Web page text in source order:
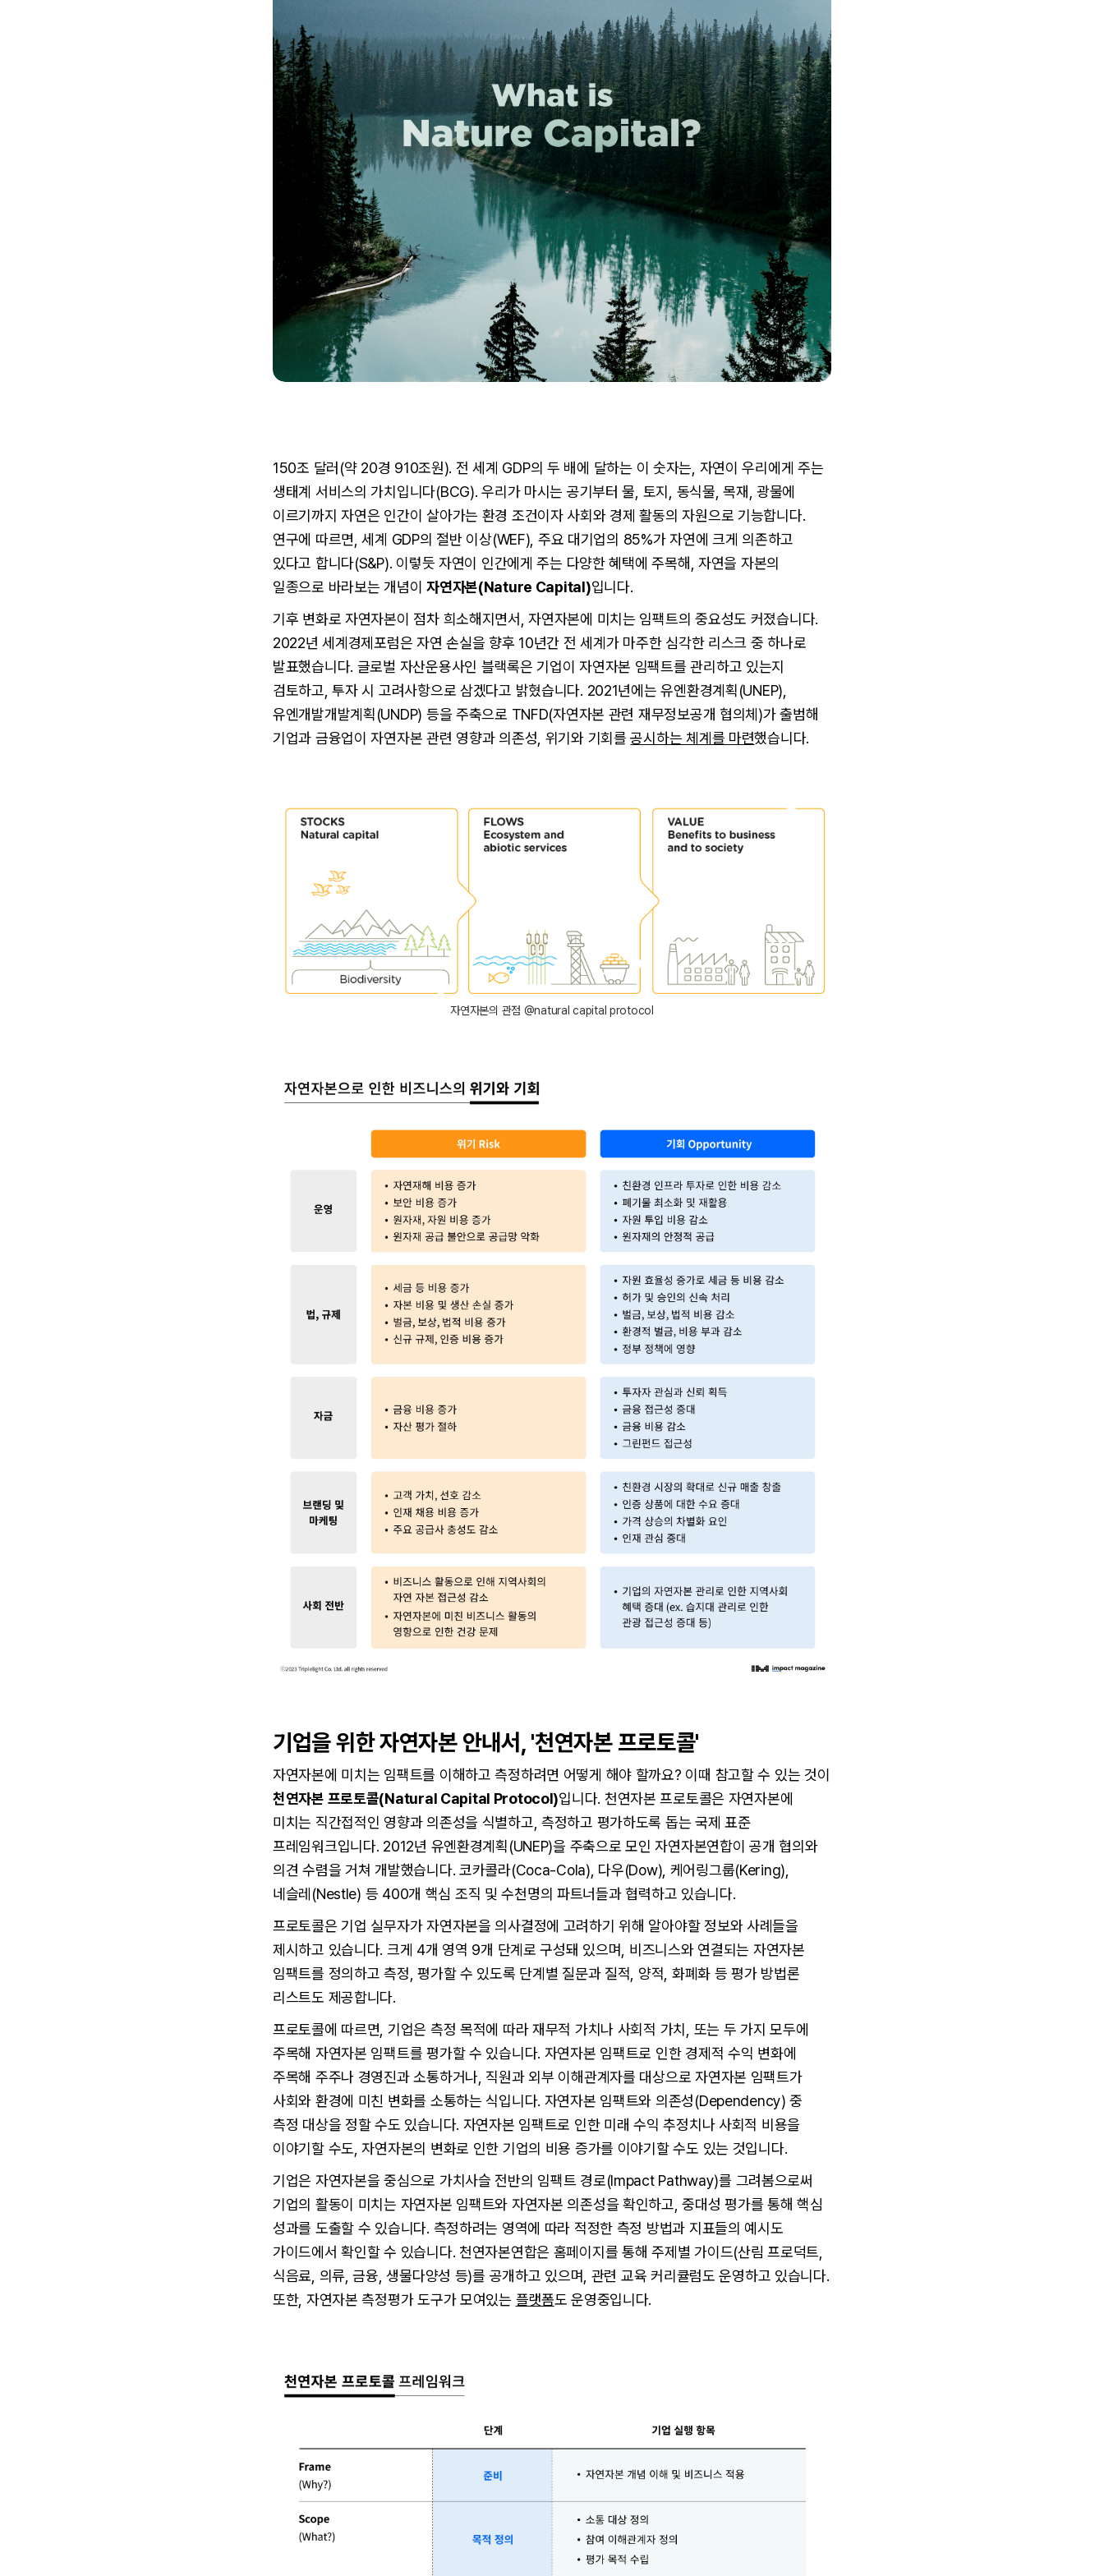
150조 달러(약 20경 910조원). 전 세계 GDP의 두 배에 달하는 이 숫자는, 자연이 우리에게 주는
생태계 서비스의 가치입니다(BCG). 우리가 마시는 공기부터 물, 토지, 동식물, 목재, 광물에
이르기까지 자연은 인간이 살아가는 환경 조건이자 사회와 경제 활동의 자원으로 기능합니다.
연구에 따르면, 세계 GDP의 절반 이상(WEF), 주요 대기업의 85%가 자연에 크게 의존하고
있다고 합니다(S&P). 이렇듯 자연이 인간에게 주는 다양한 혜택에 주목해, 자연을 자본의
일종으로 바라보는 개념이자연자본(Nature Capital)입니다.
기후 변화로 자연자본이 점차 희소해지면서, 자연자본에 미치는 임팩트의 중요성도 커졌습니다.
2022년 세계경제포럼은 자연 손실을 향후 10년간 전 세계가 마주한 심각한 리스크 중 하나로
발표했습니다. 글로벌 자산운용사인 블랙록은 기업이 자연자본 임팩트를 관리하고 있는지
검토하고, 투자 시 고려사항으로 삼겠다고 밝혔습니다. 2021년에는 유엔환경계획(UNEP),
유엔개발개발계획(UNDP) 등을 주축으로 TNFD(자연자본 관련 재무정보공개 협의체)가 출범해
기업과 금융업이 자연자본 관련 영향과 의존성, 위기와 기회를공시하는 체계를 마련했습니다.
자연자본의 관점 @natural capital protocol
기업을 위한 자연자본 안내서, '천연자본 프로토콜'
자연자본에 미치는 임팩트를 이해하고 측정하려면 어떻게 해야 할까요? 이때 참고할 수 있는 것이
천연자본 프로토콜(Natural Capital Protocol)입니다. 천연자본 프로토콜은 자연자본에
미치는 직간접적인 영향과 의존성을 식별하고, 측정하고 평가하도록 돕는 국제 표준
프레임워크입니다. 2012년 유엔환경계획(UNEP)을 주축으로 모인 자연자본연합이 공개 협의와
의견 수렴을 거쳐 개발했습니다. 코카콜라(Coca-Cola), 다우(Dow), 케어링그룹(Kering),
네슬레(Nestle) 등 400개 핵심 조직 및 수천명의 파트너들과 협력하고 있습니다.
프로토콜은 기업 실무자가 자연자본을 의사결정에 고려하기 위해 알아야할 정보와 사례들을
제시하고 있습니다. 크게 4개 영역 9개 단계로 구성돼 있으며, 비즈니스와 연결되는 자연자본
임팩트를 정의하고 측정, 평가할 수 있도록 단계별 질문과 질적, 양적, 화폐화 등 평가 방법론
리스트도 제공합니다.
프로토콜에 따르면, 기업은 측정 목적에 따라 재무적 가치나 사회적 가치, 또는 두 가지 모두에
주목해 자연자본 임팩트를 평가할 수 있습니다. 자연자본 임팩트로 인한 경제적 수익 변화에
주목해 주주나 경영진과 소통하거나, 직원과 외부 이해관계자를 대상으로 자연자본 임팩트가
사회와 환경에 미친 변화를 소통하는 식입니다. 자연자본 임팩트와 의존성(Dependency) 중
측정 대상을 정할 수도 있습니다. 자연자본 임팩트로 인한 미래 수익 추정치나 사회적 비용을
이야기할 수도, 자연자본의 변화로 인한 기업의 비용 증가를 이야기할 수도 있는 것입니다.
기업은 자연자본을 중심으로 가치사슬 전반의 임팩트 경로(Impact Pathway)를 그려봄으로써
기업의 활동이 미치는 자연자본 임팩트와 자연자본 의존성을 확인하고, 중대성 평가를 통해 핵심
성과를 도출할 수 있습니다. 측정하려는 영역에 따라 적정한 측정 방법과 지표들의 예시도
가이드에서 확인할 수 있습니다. 천연자본연합은 홈페이지를 통해 주제별 가이드(산림 프로덕트,
식음료, 의류, 금융, 생물다양성 등)를 공개하고 있으며, 관련 교육 커리큘럼도 운영하고 있습니다.
또한, 자연자본 측정평가 도구가 모여있는 플랫폼도 운영중입니다.